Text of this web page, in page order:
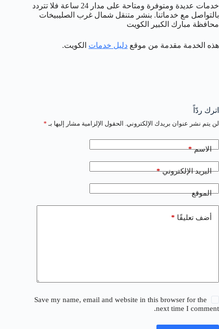
خدمات عديدة ومتوفرة ومتاحة على مدار 24 ساعة فلا تتردد
بالتواصل مع خدماتنا. بنشر متنقل شمال غرب الصليبيخات
محافظة مبارك الكبير الكويت
هذه الخدمة مقدمة من موقع دليل خدمات الكويت.
اترك ردّاً
لن يتم نشر عنوان بريدك الإلكتروني. الحقول الإلزامية مشار إليها بـ *
الاسم*
البريد الإلكتروني*
الموقع
أضف تعليقًا *
Save my name, email and website in this browser for the
next time I comment.